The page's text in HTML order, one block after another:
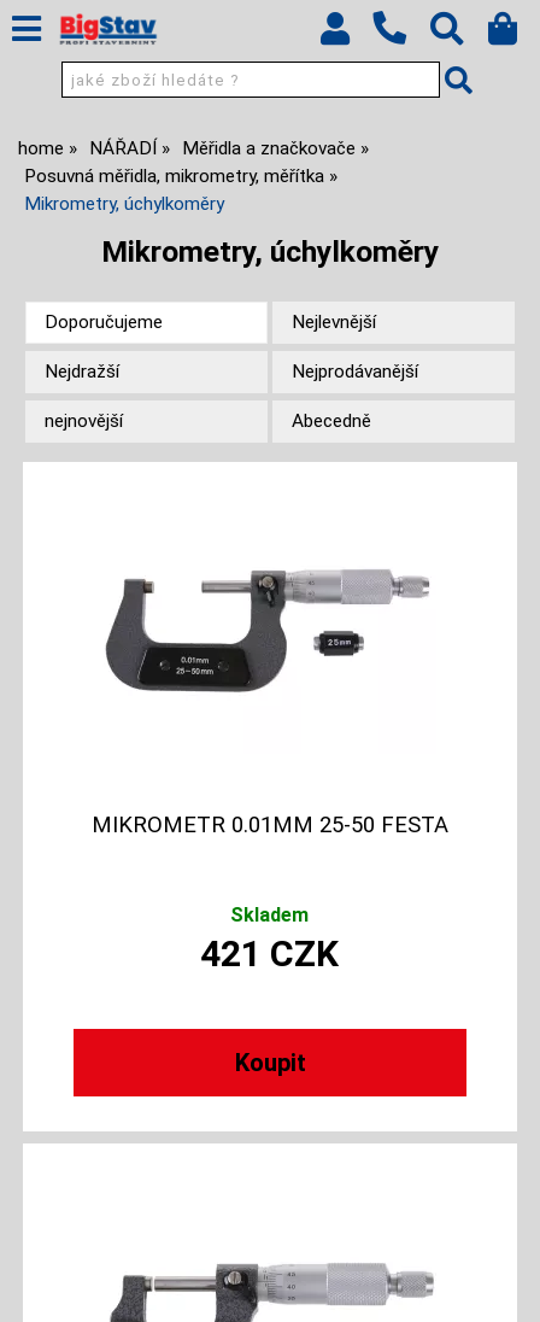
home NÁŘADÍ
Měřidla a značkovače
Posuvná měřidla, mikrometry, měřítka
Mikrometry, úchylkoměry
Mikrometry, úchylkoměry
Doporučujeme Nejlevnější
Nejdražší Nejprodávanější
nejnovější Abecedně
MIKROMETR 0.01MM 25-50 FESTA
Skladem
421 CZK